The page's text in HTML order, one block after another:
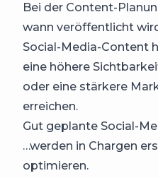
Bei der Content-
wann veröffentlicht
Social-Media-Content
eine höhere
oder eine stärkere
erreichen.
Gut geplante Social-
…werden in Chargen
optimieren.